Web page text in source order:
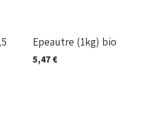
Epeautre (1kg) bio
5,47€